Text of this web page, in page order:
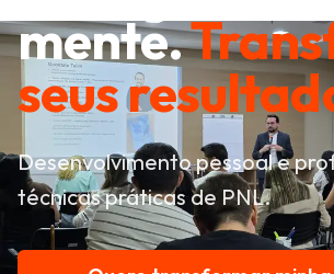
mente.
seus
Desenvolvimento pessoal e
técnicas práticas de PNL.